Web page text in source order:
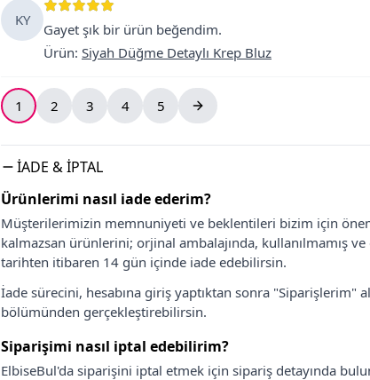
KY
Gayet şık bir ürün beğendim.
Ürün: Siyah Düğme Detaylı Krep Bluz
1 2 3 4 5
İADE & İPTAL
Ürünlerimi nasıl iade ederim?
Müşterilerimizin memnuniyeti ve beklentileri bizim için
kalmazsan ürünlerini; orjinal ambalajında, kullanılmamış ve
tarihten itibaren 14 gün içinde iade edebilirsin.
İade sürecini, hesabına giriş yaptıktan sonra "Siparişlerim"
bölümünden gerçekleştirebilirsin.
Siparişimi nasıl iptal edebilirim?
ElbiseBul'da siparişini iptal etmek için sipariş detayında